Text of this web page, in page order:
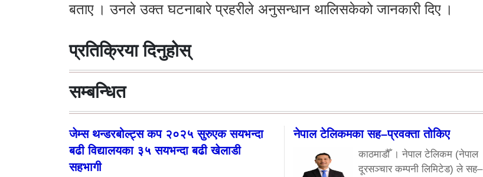
बताए । उनले उक्त घटनाबारे प्रहरीले अनुसन्धान थालिसकेको जानकारी दिए ।
प्रतिक्रिया दिनुहोस्
सम्बन्धित
जेम्स थन्डरबोल्ट्स कप २०२५ सुरुएक सयभन्दा
बढी विद्यालयका ३५ सयभन्दा बढी खेलाडी
सहभागी
नेपाल टेलिकमका सह–प्रवक्ता तोकिए
काठमाडौँ । नेपाल टेलिकम (नेपाल
दूरसञ्चार कम्पनी लिमिटेड) ले सह–